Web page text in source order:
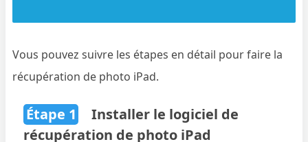
Vous pouvez suivre les étapes en détail pour faire la
récupération de photo iPad.
Étape 1
Installer le logiciel de
récupération de photo iPad